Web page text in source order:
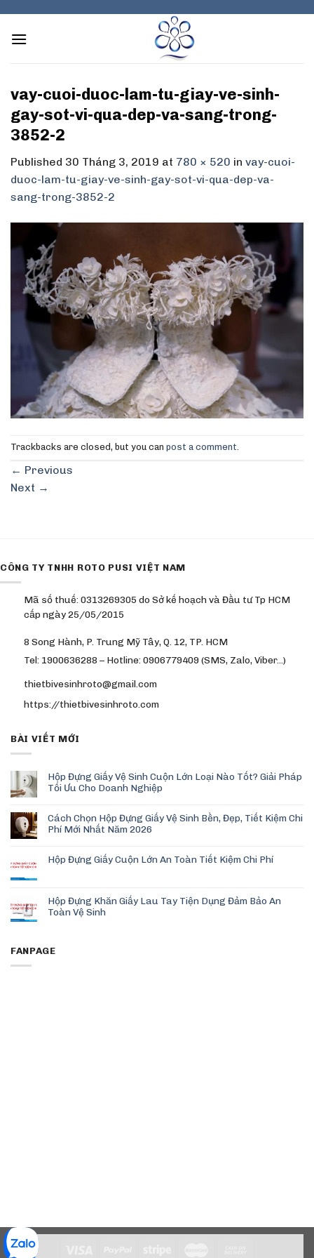
content
vay-cuoi-duoc-lam-tu-giay-ve-sinh-
gay-sot-vi-qua-dep-va-sang-trong-
3852-2
Published 30 Tháng 3, 2019 at 780 × 520 in vay-cuoi-
duoc-lam-tu-giay-ve-sinh-gay-sot-vi-qua-dep-va-
sang-trong-3852-2
Trackbacks are closed, but you can post a comment.
← Previous
Next →
CÔNG TY TNHH ROTO PUSI VIỆT NAM
Mã số thuế: 0313269305 do Sở kế hoạch và Đầu tư Tp HCM
cấp ngày 25/05/2015
8 Song Hành, P. Trung Mỹ Tây, Q. 12, TP. HCM
Tel: 1900636288 – Hotline: 0906779409 (SMS, Zalo, Viber…)
thietbivesinhroto@gmail.com
https://thietbivesinhroto.com
BÀI VIẾT MỚI
Hộp Đựng Giấy Vệ Sinh Cuộn Lớn Loại Nào Tốt? Giải Pháp
Tối Ưu Cho Doanh Nghiệp
Cách Chọn Hộp Đựng Giấy Vệ Sinh Bền, Đẹp, Tiết Kiệm Chi
Phí Mới Nhất Năm 2026
Hộp Đựng Giấy Cuộn Lớn An Toàn Tiết Kiệm Chi Phí
Hộp Đựng Khăn Giấy Lau Tay Tiện Dụng Đảm Bảo An
Toàn Vệ Sinh
FANPAGE